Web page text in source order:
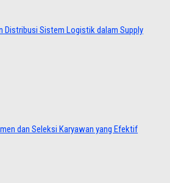
Distribusi Sistem Logistik dalam Supply
dan Seleksi Karyawan yang Efektif